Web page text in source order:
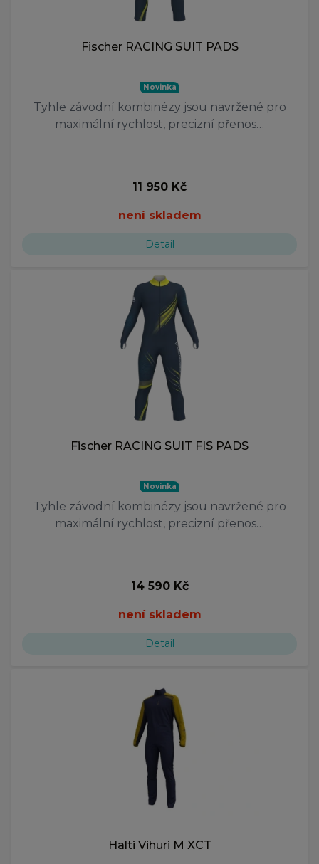
Fischer RACING SUIT PADS
Novinka
Tyhle závodní kombinézy jsou navržené pro
maximální rychlost, precizní přenos…
11 950 Kč
není skladem
Detail
Fischer RACING SUIT FIS PADS
Novinka
Tyhle závodní kombinézy jsou navržené pro
maximální rychlost, precizní přenos…
14 590 Kč
není skladem
Detail
Halti Vihuri M XCT